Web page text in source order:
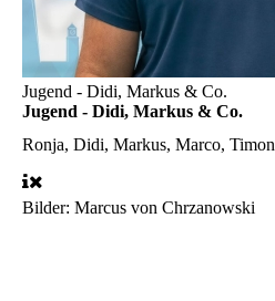
Jugend - Didi, Markus & Co.
Jugend - Didi, Markus & Co.
Ronja, Didi, Markus, Marco, Timon
Bilder: Marcus von Chrzanowski